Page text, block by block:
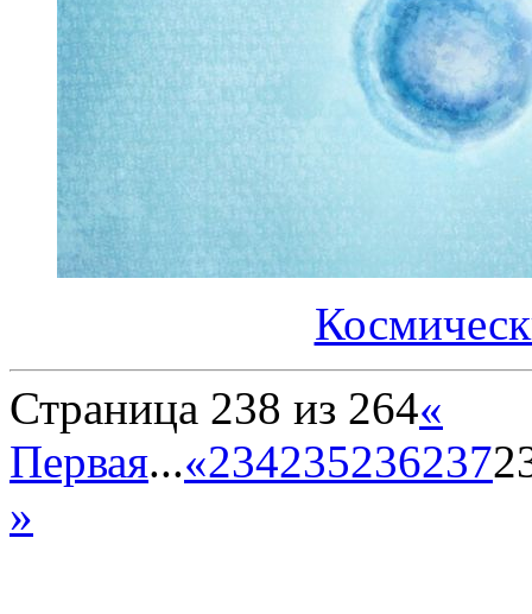
Страница 238 из 264«
Первая...«234235236237
»